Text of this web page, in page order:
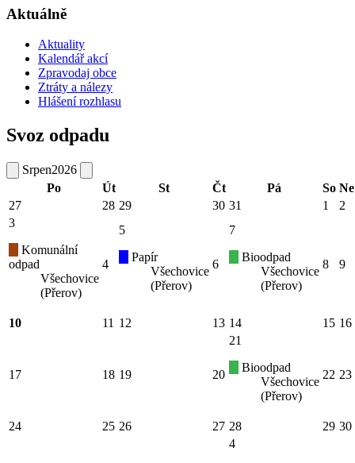
Aktuálně
Aktuality
Kalendář akcí
Zpravodaj obce
Ztráty a nálezy
Hlášení rozhlasu
Svoz odpadu
Srpen2026
Po
Út St Čt Pá So Ne
27
28 29 30 31 1
2
3
Komunální
odpad
Všechovice
(Přerov)
4
5
Papír
Všechovice
(Přerov)
6
7
Bioodpad
Všechovice
(Přerov)
8 9
10 11 12 13 14 15 16
17 18 19 20
21
Bioodpad
Všechovice
(Přerov)
22 23
24 25 26 27 28 29 30
4